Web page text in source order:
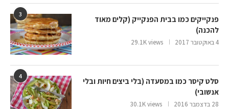
3
פנקייקים כמו בבית הפנקייק (קלים מאוד
להכנה)
4 באוקטובר 2017 29.1K views
4
סלט קיסר כמו במסעדה (בלי ביצים חיות ובלי
אנשובי)
28 בדצמבר 2016 30.1K views